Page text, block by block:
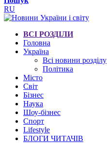
RU
ВСІ РОЗДІЛИ
Головна
Україна
Всі новини розділу
Політика
Місто
Світ
Бізнес
Наука
Шоу-бізнес
Спорт
Lifestyle
БЛОГИ ЧИТАЧІВ